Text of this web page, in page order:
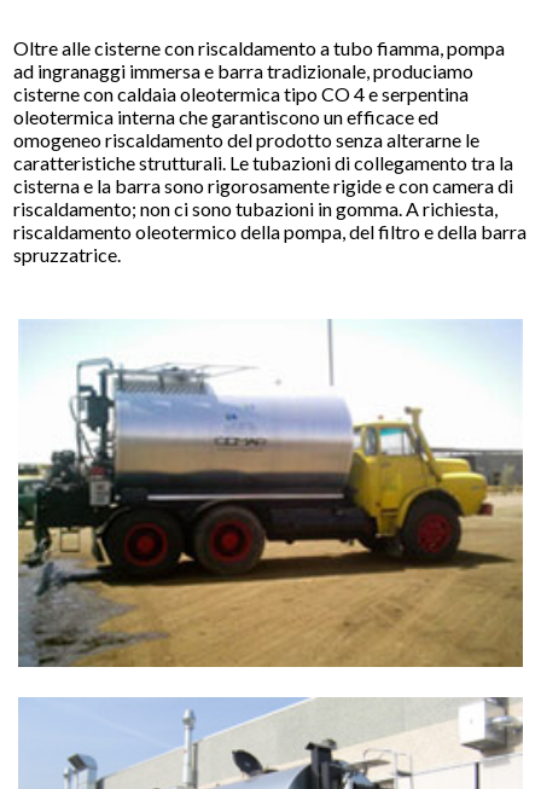
Oltre alle cisterne con riscaldamento a tubo fiamma, pompa
ad ingranaggi immersa e barra tradizionale, produciamo
cisterne con caldaia oleotermica tipo CO 4 e serpentina
oleotermica interna che garantiscono un efficace ed
omogeneo riscaldamento del prodotto senza alterarne le
caratteristiche strutturali. Le tubazioni di collegamento tra la
cisterna e la barra sono rigorosamente rigide e con camera di
riscaldamento; non ci sono tubazioni in gomma. A richiesta,
riscaldamento oleotermico della pompa, del filtro e della barra
spruzzatrice.